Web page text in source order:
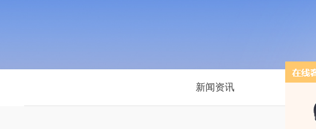
新闻资讯